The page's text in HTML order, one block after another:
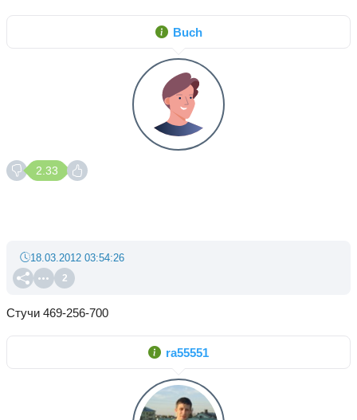
Buch
2.33
2
18.03.2012 03:54:26
Стучи 469-256-700
ra55551